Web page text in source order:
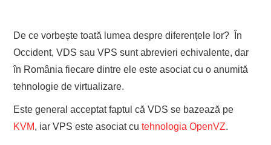
De ce vorbește toată lumea despre diferențele lor? În
Occident, VDS sau VPS sunt abrevieri echivalente, dar
în România fiecare dintre ele este asociat cu o anumită
tehnologie de virtualizare.
Este general acceptat faptul că VDS se bazează pe
KVM, iar VPS este asociat cutehnologia OpenVZ.